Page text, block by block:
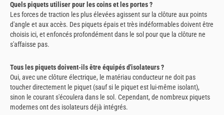
Quels piquets utiliser pour les coins et les portes ?
Les forces de traction les plus élevées agissent sur la clôture aux points
d'angle et aux accès. Des piquets épais et très indéformables doivent être
choisis ici, et enfoncés profondément dans le sol pour que la clôture ne
s'affaisse pas.
Tous les piquets doivent-ils être équipés d'isolateurs ?
Oui, avec une clôture électrique, le matériau conducteur ne doit pas
toucher directement le piquet (sauf si le piquet est lui-même isolant),
sinon le courant s'écoulera dans le sol. Cependant, de nombreux piquets
modernes ont des isolateurs déjà intégrés.